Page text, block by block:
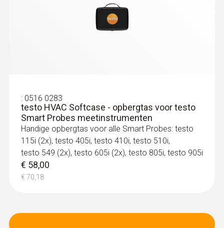
: 0516 0283
testo HVAC Softcase - opbergtas voor testo
Smart Probes meetinstrumenten
Handige opbergtas voor alle Smart Probes: testo
115i (2x), testo 405i, testo 410i, testo 510i,
testo 549 (2x), testo 605i (2x), testo 805i, testo 905i
€ 58,00
€ 70,18